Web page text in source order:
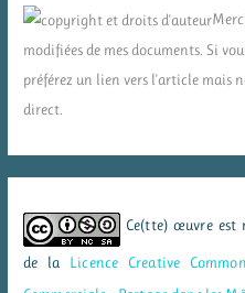
modifiées de mes documents. Si
préférez un lien vers l'article mais
direct.
Ce(tte) œuvre est
de la Licence Creative